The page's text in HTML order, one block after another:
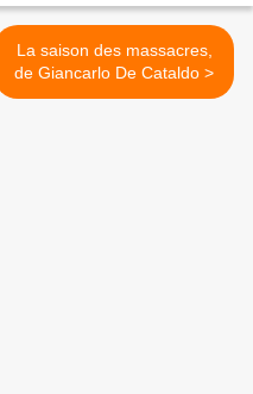
La saison des massacres,
de Giancarlo De Cataldo >